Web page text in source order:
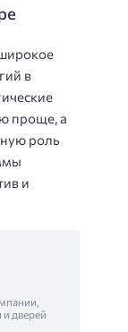
в
проще, а
роль
и
дверей